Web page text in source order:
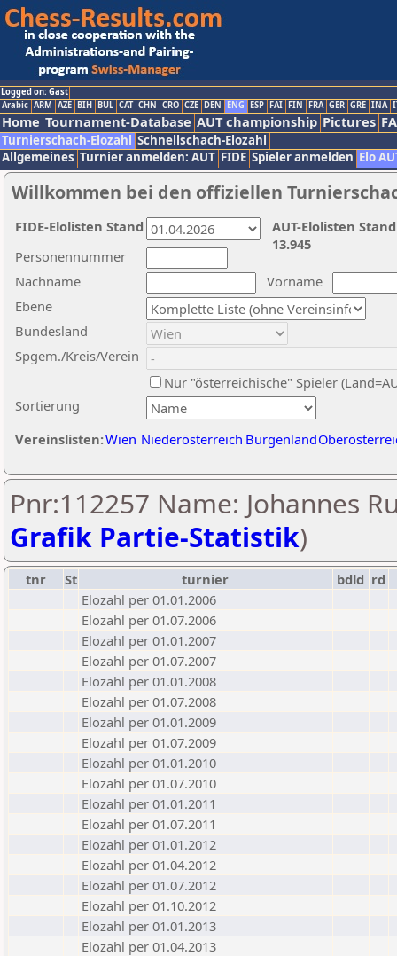
Logged on: Gast
Arabic ARM AZE BIH BUL CAT CHN CRO CZE DEN ENG ESP FAI FIN FRA GER GRE INA
Home Tournament-Database AUT championship Pictures
Turnierschach-Elozahl Schnellschach-Elozahl
Allgemeines Turnier anmelden: AUT FIDE Spieler anmelden Elo
Willkommen bei den offiziellen
Nachname
Vorname
Ebene
Sortierung
Personennummer
Bundesland
Spgem./Kreis/Verein
Nur "österreichische" Spieler
Vereinslisten:Wien Niederösterreich Burgenland
AUT-Elolisten
13.945
FIDE-Elolisten Stand
Pnr:112257 Name: Johannes
Grafik Partie-Statistik)
tnr St turnier bdld rd
Elozahl per 01.01.2006
Elozahl per 01.07.2006
Elozahl per 01.01.2007
Elozahl per 01.07.2007
Elozahl per 01.01.2008
Elozahl per 01.07.2008
Elozahl per 01.01.2009
Elozahl per 01.07.2009
Elozahl per 01.01.2010
Elozahl per 01.07.2010
Elozahl per 01.01.2011
Elozahl per 01.07.2011
Elozahl per 01.01.2012
Elozahl per 01.04.2012
Elozahl per 01.07.2012
Elozahl per 01.10.2012
Elozahl per 01.01.2013
Elozahl per 01.04.2013